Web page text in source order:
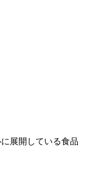
展開している食品